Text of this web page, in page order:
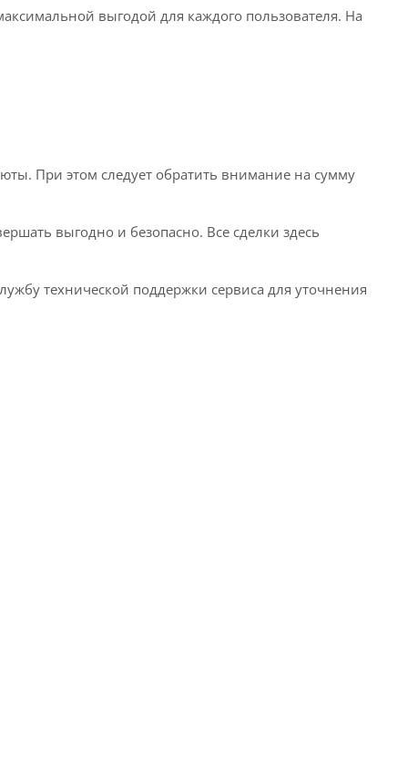
выгодой для каждого пользователя. На
При этом следует обратить внимание на сумму
выгодно и безопасно. Все сделки здесь
технической поддержки сервиса для уточнения